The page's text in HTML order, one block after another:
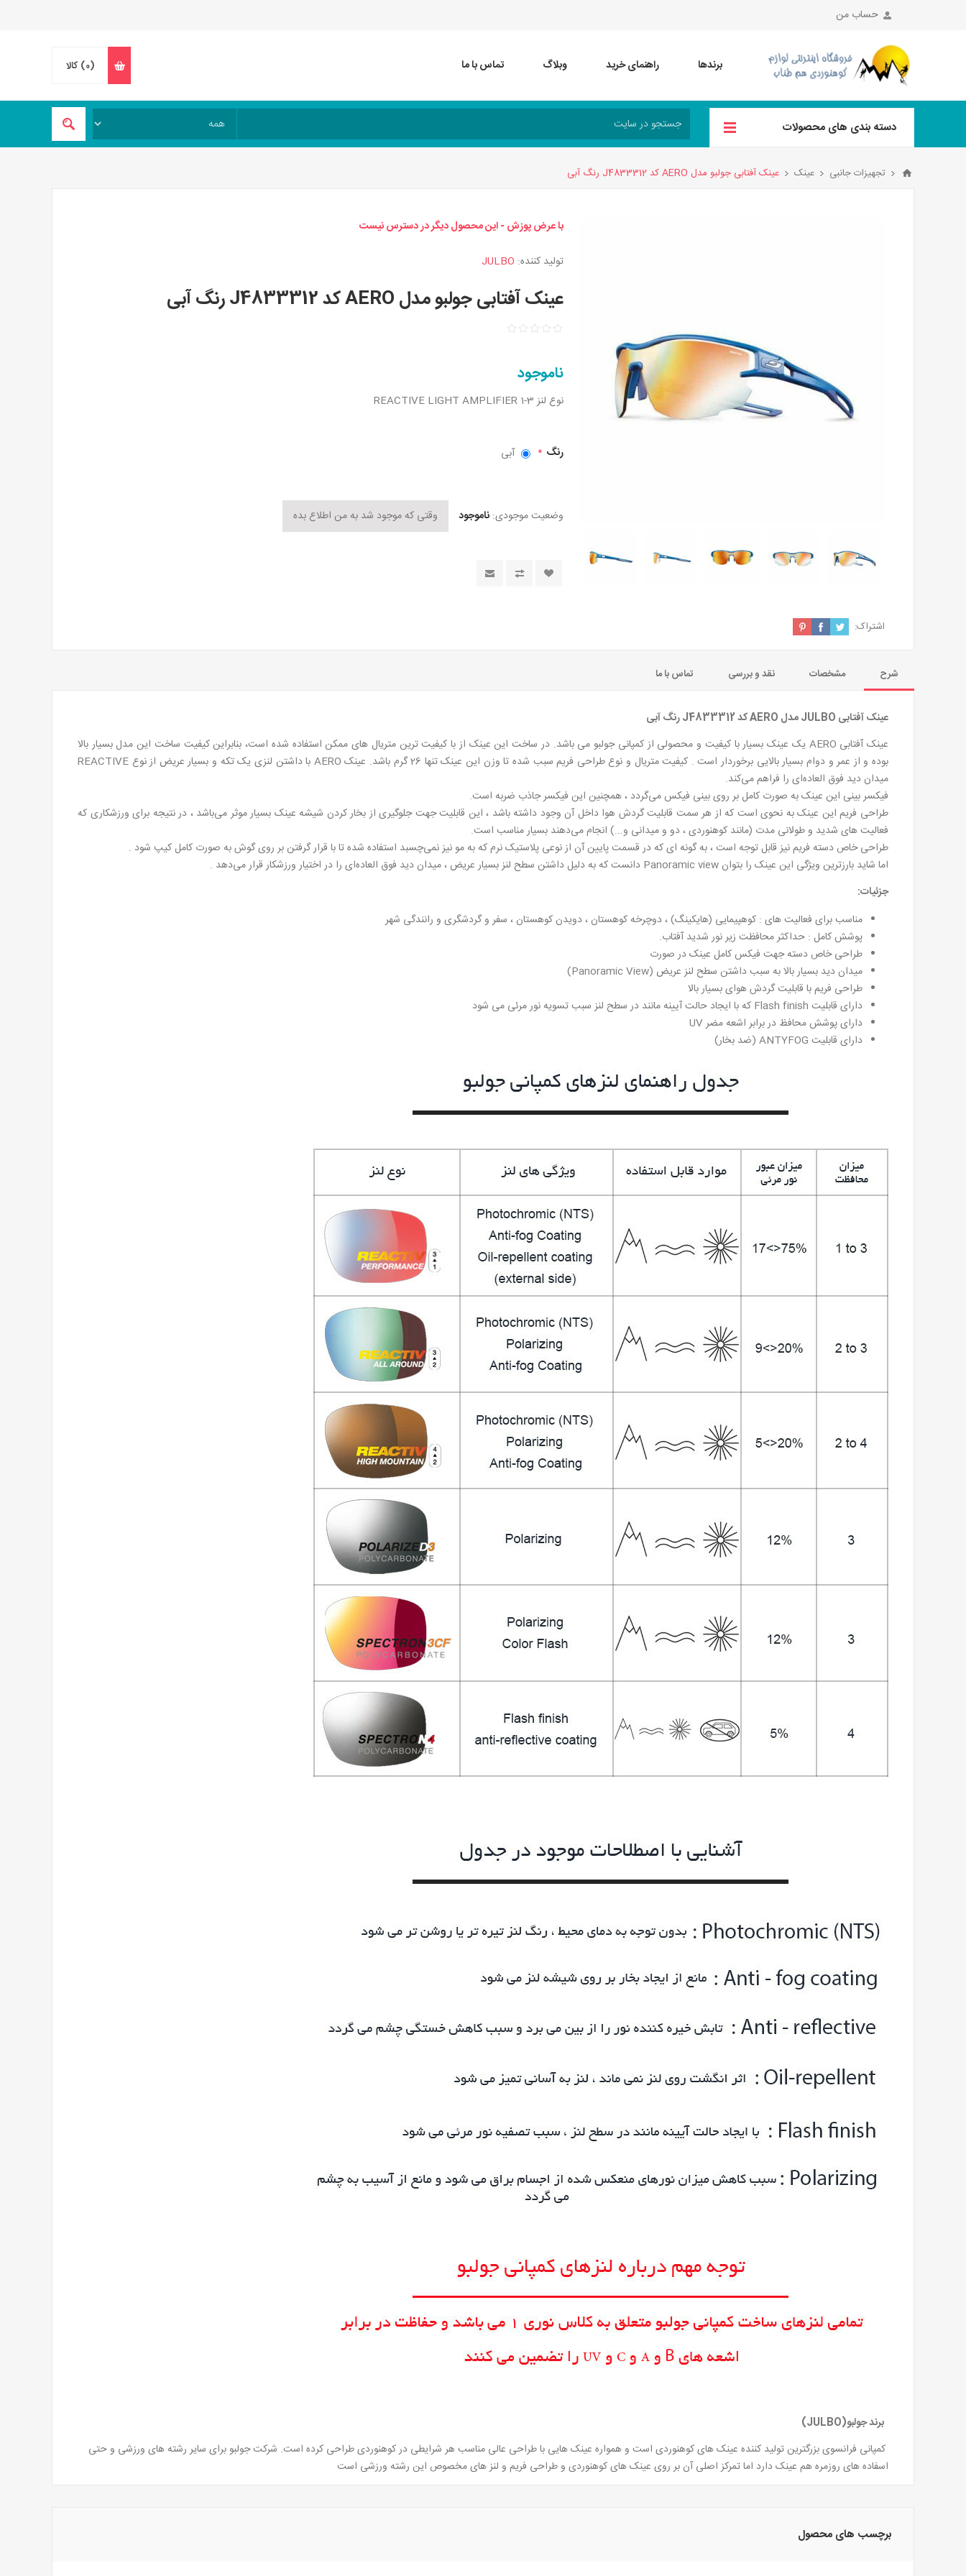
حساب من
برندها راهنمای خرید وبلاگ تماس با ما (0) کالا
دسته بندی های محصولات
تجهیزات جانبی عینک عینک آفتابی جولبو مدل AERO کد J4833312 رنگ آبی
با عرض پوزش - این محصول دیگر در دسترس نیست
تولید کننده: JULBO
عینک آفتابی جولبو مدل AERO کد J4833312 رنگ آبی
ناموجود
نوع لنز REACTIVE LIGHT AMPLIFIER 1-3
رنگ * آبی
وضعیت موجودی: ناموجود
اشتراک:
شرح مشخصات نقد و بررسی تماس با ما
عینک آفتابی JULBO مدل AERO کد J4833312 رنگ آبی
عینک آفتابی AERO یک عینک بسیار با کیفیت و محصولی از کمپانی جولبو می باشد. در ساخت این عینک از با کیفیت ترین متریال های ممکن استفاده شده است، بنابراین کیفیت ساخت این مدل بسیار بالا
بوده و از عمر و دوام بسیار بالایی برخوردار است . کیفیت متریال و نوع طراحی فریم سبب شده تا وزن این عینک تنها 26 گرم باشد. عینک AERO با داشتن لنزی یک تکه و بسیار عریض از نوع REACTIVE
میدان دید فوق العاده‌ای را فراهم می‌کند.
فیکسر بینی این عینک به صورت کامل بر روی بینی فیکس می‌گردد ، همچنین این فیکسر جاذب ضربه است.
طراحی فریم این عینک به نحوی است که از هر سمت قابلیت گردش هوا داخل آن وجود داشته باشد ، این قابلیت جهت جلوگیری از بخار کردن شیشه عینک بسیار موثر می‌باشد ، در نتیجه برای ورزشکاری که
فعالیت های شدید و طولانی مدت (مانند کوهنوردی ، دو و میدانی و...) انجام می‌دهند بسیار مناسب است.
طراحی خاص دسته فریم نیز قابل توجه است ، به گونه ای که در قسمت پایین آن از نوعی پلاستیک نرم که به مو نیز نمی‌چسبد استفاده شده تا با قرار گرفتن بر روی گوش به صورت کامل کیپ شود .
اما شاید بارزترین ویژگی این عینک را بتوان Panoramic view دانست که به دلیل داشتن سطح لنز بسیار عریض ، میدان دید فوق العاده‌ای را در اختیار ورزشکار قرار می‌دهد .
جزئیات:
مناسب برای فعالیت های : کوهپیمایی (هایکینگ) ، دوچرخه کوهستان ، دویدن کوهستان ، سفر و گردشگری و رانندگی شهر
پوشش کامل : حداکثر محافظت زیر نور شدید آفتاب.
طراحی خاص دسته جهت فیکس کامل عینک در صورت
میدان دید بسیار بالا به سبب داشتن سطح لنز عریض (Panoramic View)
طراحی فریم با قابلیت گردش هوای بسیار بالا
دارای قابلیت Flash finish که با ایجاد حالت آیینه مانند در سطح لنز سبب تسویه نور مرئی می شود
دارای پوشش محافظ در برابر اشعه مضر UV
دارای قابلیت ANTYFOG (ضد بخار)
برند جولبو(JULBO)
کمپانی فرانسوی بزرگترین تولید کننده عینک های کوهنوردی است و همواره عینک هایی با طراحی عالی مناسب هر شرایطی در کوهنوردی طراحی کرده است. شرکت جولبو برای سایر رشته های ورزشی و حتی
اسفاده های روزمره هم عینک دارد اما تمرکز اصلی آن بر روی عینک های کوهنوردی و طراحی فریم و لنز های مخصوص این رشته ورزشی است
برچسب های محصول